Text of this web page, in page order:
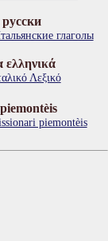
глаголы
ελληνικά
Λεξικό
piemontèis